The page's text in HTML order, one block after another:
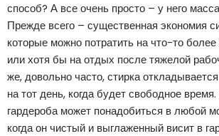
способ? А все очень просто – у него
Прежде всего – существенная экономия
которые можно потратить на что-то более
или хотя бы на отдых после тяжелой
же, довольно часто, стирка
на тот день, когда будет свободное
гардероба может понадобиться в любой
когда он чистый и выглаженный висит в